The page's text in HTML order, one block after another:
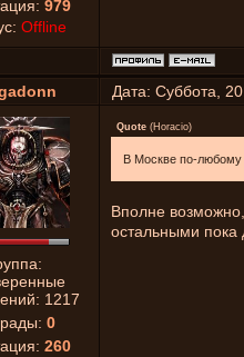
979
Offline
Дата: Суббота,
1217
0
260
Quote (Horacio)
В Москве по-любому
Вполне
остальными пока